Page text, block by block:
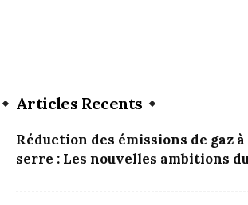
Articles Recents
Réduction des émissions de gaz
serre : Les nouvelles ambitions